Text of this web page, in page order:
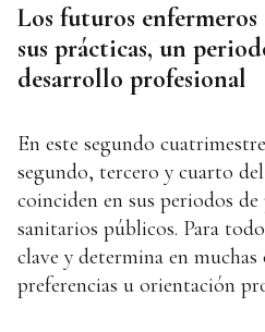
Los futuros
sus prácticas, un
desarrollo profesional
En este segundo
segundo, tercero y cuarto
coinciden en sus periodos
sanitarios públicos. Para
clave y determina en muchas
preferencias u orientación